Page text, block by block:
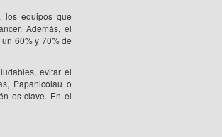
los equipos que
Además, el
60% y 70% de
evitar el
Papanicolau o
es clave. En el